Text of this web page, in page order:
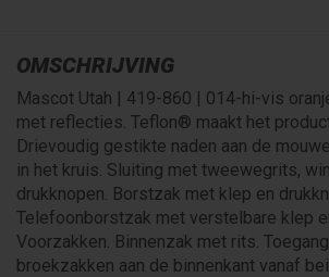
OMSCHRIJVING
Mascot Utah | 419-860 | 014-hi-vis
met reflecties. Teflon® maakt het
Drievoudig gestikte naden aan de
in het kruis. Sluiting met tweewegrits,
drukknopen. Borstzak met klep en
Telefoonborstzak met verstelbare klep
Voorzakken. Binnenzak met rits.
broekzakken aan de binnenkant vanaf